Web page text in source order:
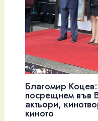
Благомир
посрещнем във
актьори,
киното